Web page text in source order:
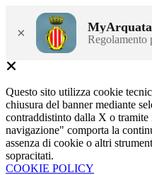
× Regolamento
Questo sito utilizza cookie
chiusura del banner mediante
contraddistinto dalla X o
navigazione" comporta la
assenza di cookie o altri
sopracitati.
COOKIE POLICY